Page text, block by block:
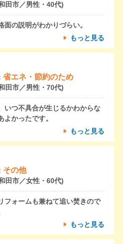
田市／男性・40代)
の説明がわかりづらい。
もっと見る
省エネ・節約のため
田市／男性・70代)
いつ不具合が生じるかわからな
かったです。
もっと見る
その他
田市／女性・60代)
フォームも兼ねて追い焚きので
もっと見る